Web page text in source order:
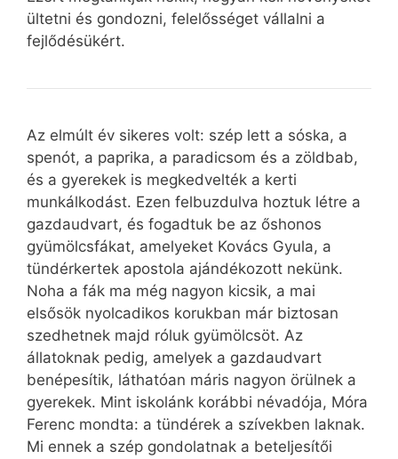
ültetni és gondozni, felelősséget vállalni a
fejlődésükért.
Az elmúlt év sikeres volt: szép lett a sóska, a
spenót, a paprika, a paradicsom és a zöldbab,
és a gyerekek is megkedvelték a kerti
munkálkodást. Ezen felbuzdulva hoztuk létre a
gazdaudvart, és fogadtuk be az őshonos
gyümölcsfákat, amelyeket Kovács Gyula, a
tündérkertek apostola ajándékozott nekünk.
Noha a fák ma még nagyon kicsik, a mai
elsősök nyolcadikos korukban már biztosan
szedhetnek majd róluk gyümölcsöt. Az
állatoknak pedig, amelyek a gazdaudvart
benépesítik, láthatóan máris nagyon örülnek a
gyerekek. Mint iskolánk korábbi névadója, Móra
Ferenc mondta: a tündérek a szívekben laknak.
Mi ennek a szép gondolatnak a beteljesítői